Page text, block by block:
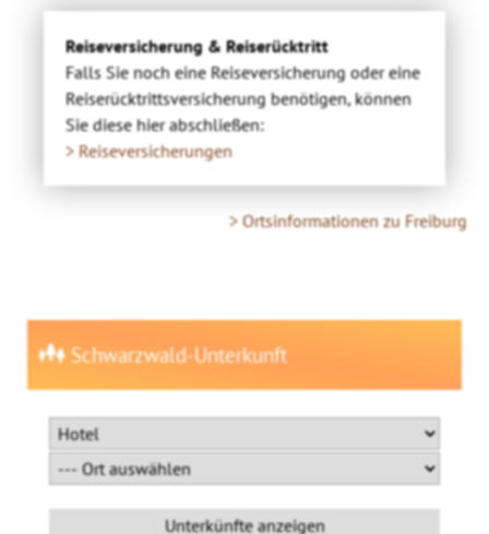
Reiseversicherung & Reiserücktritt
Falls Sie noch eine Reiseversicherung oder eine
Reiserücktrittsversicherung benötigen, können
Sie diese hier abschließen:
> Reiseversicherungen
> Ortsinformationen zu Freiburg
Schwarzwald-Unterkunft